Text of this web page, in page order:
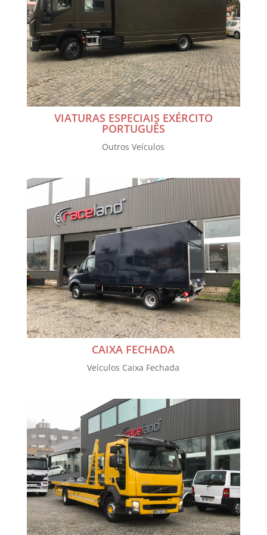
VIATURAS ESPECIAIS EXÉRCITO
PORTUGUÊS
Outros Veículos
CAIXA FECHADA
Veículos Caixa Fechada